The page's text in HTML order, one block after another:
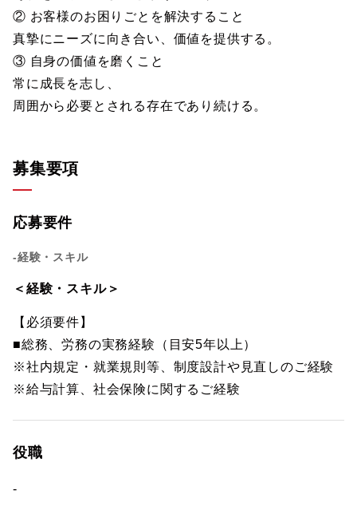
② お客様のお困りごとを解決すること
真摯にニーズに向き合い、価値を提供する。
③ 自身の価値を磨くこと
常に成長を志し、
周囲から必要とされる存在であり続ける。
募集要項
応募要件
-経験・スキル
＜経験・スキル＞
【必須要件】
■総務、労務の実務経験（目安5年以上）
※社内規定・就業規則等、制度設計や見直しのご経験
※給与計算、社会保険に関するご経験
役職
-